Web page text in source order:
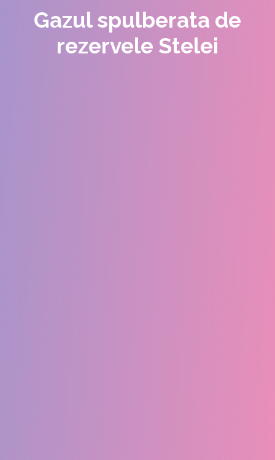
Gazul spulberata de
rezervele Stelei